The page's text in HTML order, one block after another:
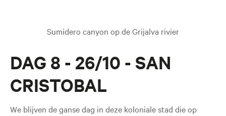
Sumidero canyon op de Grijalva rivier
DAG 8 - 26/10 - SAN
CRISTOBAL
We blijven de ganse dag in deze koloniale stad die op